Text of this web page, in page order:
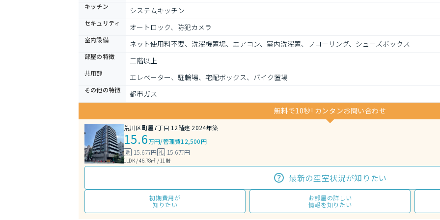
キッチン システムキッチン
セキュリティ オートロック、防犯カメラ
室内設備 ネット使用料不要、洗濯機置場、エアコン、室内洗濯置、フローリング、シューズボックス
部屋の特徴 二階以上
共用部 エレベーター、駐輪場、宅配ボックス、バイク置場
その他の特徴
都市ガス
無料で10秒! カンタンお問い合わせ
荒川区町屋7丁目 12階建 2024年築
15.6万円/管理費12,500円
敷 15.6万円 礼 15.6万円
1LDK / 46.78㎡ / 11階
最新の空室状況が知りたい
初期費用が
知りたい
お部屋の詳しい
情報を知りたい